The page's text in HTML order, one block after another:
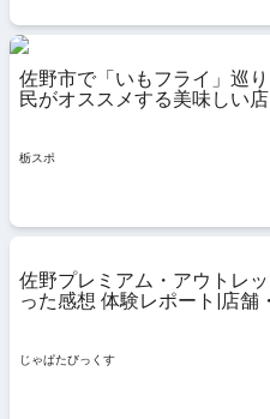
佐野市で「いもフライ」巡
民がオススメする美味しい
栃スポ
佐野プレミアム・アウトレ
った感想 体験レポート|店舗
じゃぱたびっくす